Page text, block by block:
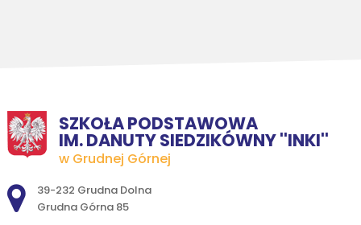
SZKOŁA PODSTAWOWA
IM. DANUTY SIEDZIKÓWNY ''INKI''
w Grudnej Górnej
Adres pocztowy:
39-232 Grudna Dolna
Grudna Górna 85